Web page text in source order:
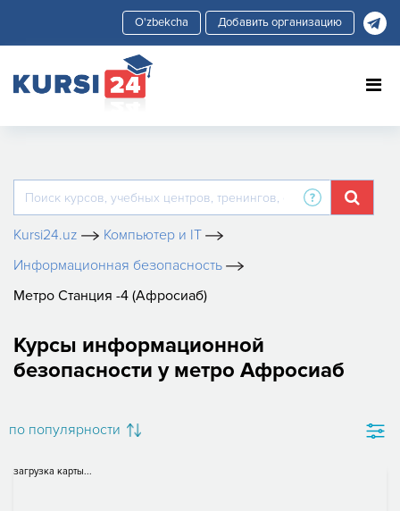
Добавить организацию
Kursi24.uz
Компьютер и IT
Информационная безопасность
Метро Станция -4 (Афросиаб)
Курсы информационной
безопасности у метро Афросиаб
по популярности
загрузка карты...